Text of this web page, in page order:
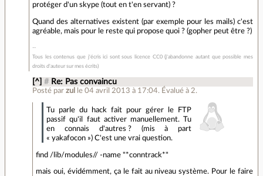
protéger d'un skype (tout en t'en servant) ?
Quand des alternatives existent (par exemple pour les mails) c'est
agréable, mais pour le reste qui propose quoi ? (gopher peut être ?)
Tous les contenus que j'écris ici sont sous licence CC0 (j'abandonne autant que possible mes
droits d'auteur sur mes écrits)
[^] # Re: Pas convaincu
Posté parzul le 04 avril 2013 à 17:04. Évalué à 2.
Tu parle du hack fait pour gérer le FTP
passif qu'il faut activer manuellement. Tu
en connais d'autres ? (mis à part
« yakafocon ») C'est une vrai question.
find /lib/modules// -name "*conntrack*"
mais oui, évidémment, ça le fait au niveau système. Pour le faire